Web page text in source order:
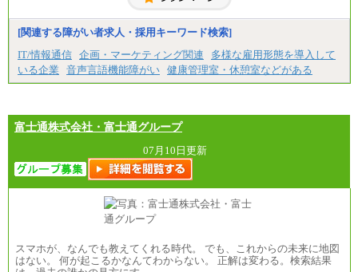
【居住地域：関西エリア（月給） 】※一律地域手当1
5,000円含む
大学院卒：266,100円
大学卒：240,000円
高専卒：234,800円
短大・専門3年制卒：225,300円
中途：
【全職種共通】
〔正社員〕
月給212,900円～330,000円
※実務経験に応じてご相談させていただきます（上
記金額を超える可能性あり）
※職種8）を除き、正社員の場合勤務地は本社のみと
なります
※交通費：月5万円まで
札幌 ：時給1,100円～1,450円
東京 ：時給1,226円～1,400円
横浜 ：時給1,225円～
[関連する障がい者求人・採用キーワード検索]
IT/情報通信 企画・マーケティング関連
多様な雇用形態を導入して
いる企業
音声言語機能障がい 健康管理室・休憩室などがある
富士通株式会社・富士通グループ
07月10日更新
スマホが、なんでも教えてくれる時代。 でも、これからの未来に地図
はない。 何が起こるかなんてわからない。 正解は変わる。検索結果